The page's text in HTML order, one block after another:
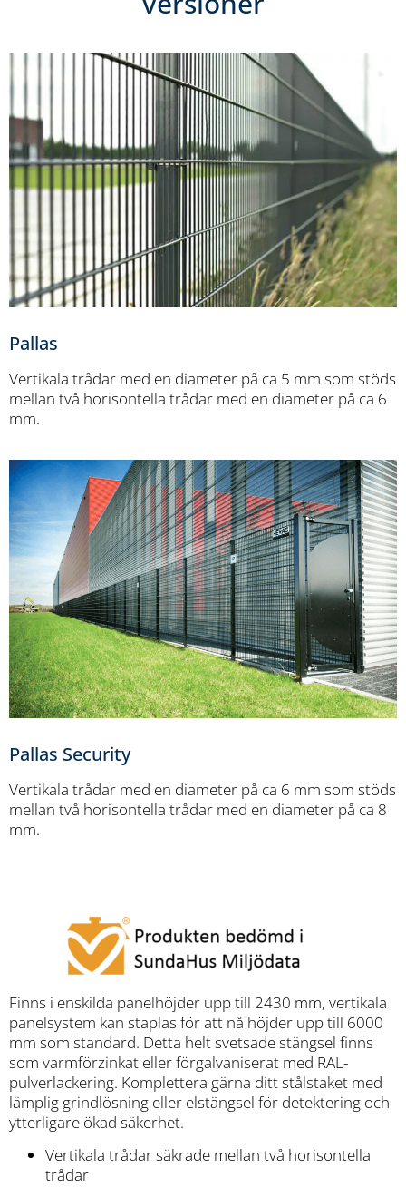
Pallas
Vertikala trådar med en diameter på ca 5 mm som stöds
mellan två horisontella trådar med en diameter på ca 6
mm.
Pallas Security
Vertikala trådar med en diameter på ca 6 mm som stöds
mellan två horisontella trådar med en diameter på ca 8
mm.
Finns i enskilda panelhöjder upp till 2430 mm, vertikala
panelsystem kan staplas för att nå höjder upp till 6000
mm som standard. Detta helt svetsade stängsel finns
som varmförzinkat eller förgalvaniserat med RAL-
pulverlackering. Komplettera gärna ditt stålstaket med
lämplig grindlösning eller elstängsel för detektering och
ytterligare ökad säkerhet.
Vertikala trådar säkrade mellan två horisontella
trådar